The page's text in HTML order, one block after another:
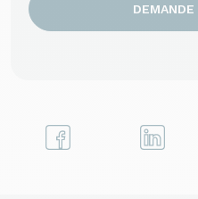
DEMANDE